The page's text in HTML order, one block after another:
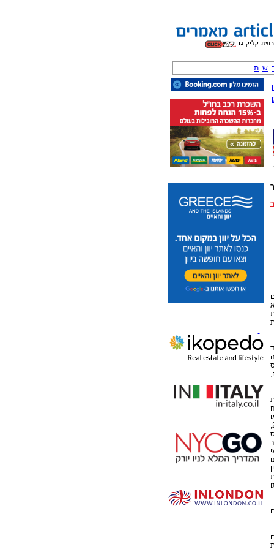
ש ת
כן, נקבעה הטבה מיוחדת בהוראת שעה, לפיה מי שהיה לתושב ישראל בשנים 2007, 2008, 2009,